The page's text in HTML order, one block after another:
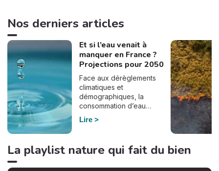
Nos derniers articles
Et si l’eau venait à
manquer en France ?
Projections pour 2050
Face aux dérèglements
climatiques et
démographiques, la
consommation d’eau
pourrait bien doubler en
France d’ici à 2050. En
Stratégie, commandé par
Lire
La playlist nature qui fait du bien